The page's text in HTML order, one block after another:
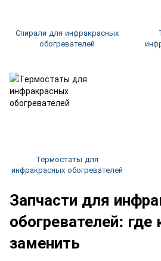
Запчасти для
обогревателей: где
заменить
Спирали для инфракрасных
обогревателей
Термостаты для
инфракрасных обогревателей